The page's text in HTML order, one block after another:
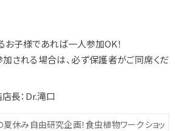
お子様であれば一人参加OK！
される場合は、必ず保護者がご同席くだ
長：Dr.滝口
夏休み自由研究企画！食虫植物ワークショッ